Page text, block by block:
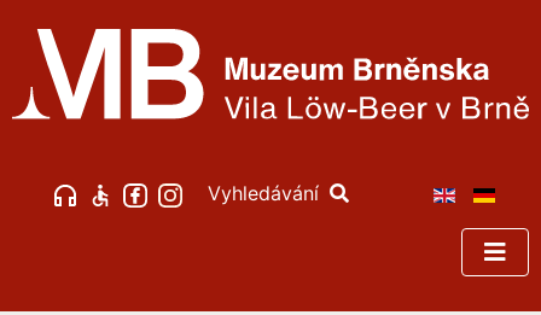
Vyhledávání